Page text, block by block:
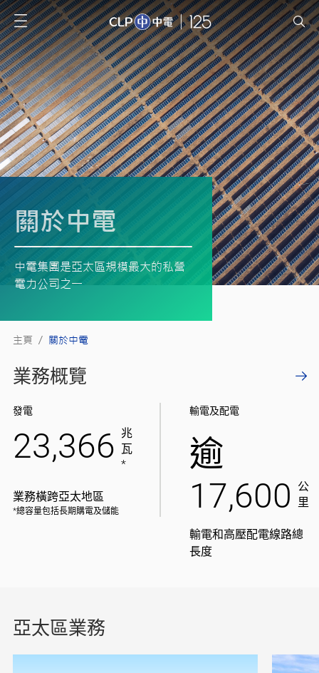
關於中電
中電集團是亞太區規模最大的私營
電力公司之一
主頁 / 關於中電
業務概覽
發電
23,366 兆
瓦
*
業務橫跨亞太地區
*總容量包括長期購電及儲能
輸電及配電
逾
17,600
公
里
輸電和高壓配電線路總
長度
亞太區業務